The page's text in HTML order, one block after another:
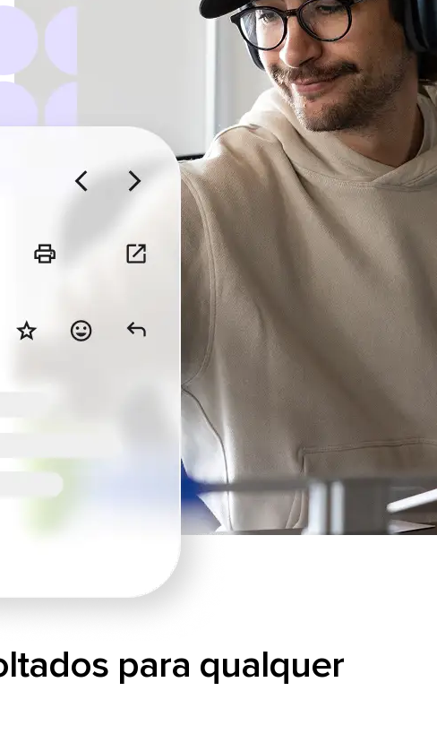
para qualquer